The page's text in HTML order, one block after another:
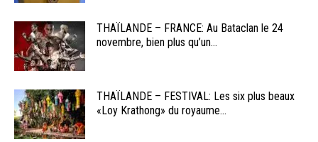
THAÏLANDE – FRANCE: Au Bataclan le 24
novembre, bien plus qu’un...
THAÏLANDE – FESTIVAL: Les six plus beaux
«Loy Krathong» du royaume...